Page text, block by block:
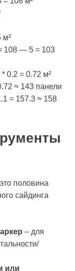
м²
108 — 5 = 103
0.2 = 0.72 м²
≈ 143 панели
= 157.3 ≈ 158
половина
сайдинга
– для
или